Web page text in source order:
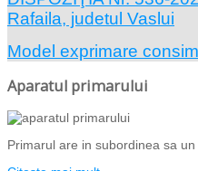
Rafaila, judetul Vaslui
Model exprimare
Aparatul primarului
Primarul are in subordinea sa